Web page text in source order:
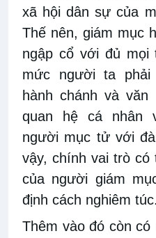
xã hội dân sự của
Thế nên, giám mục
ngập cổ với đủ mọi
mức người ta phải
hành chánh và
quan hệ cá nhân
người mục tử với
vậy, chính vai trò có
của người giám
định cách nghiêm túc.
Thêm vào đó còn